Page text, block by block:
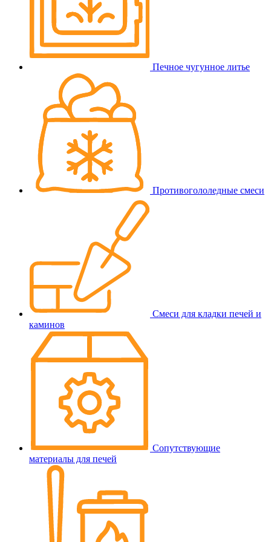
Печное чугунное литье
Противогололедные смеси
Смеси для кладки печей и
каминов
Сопутствующие
материалы для печей